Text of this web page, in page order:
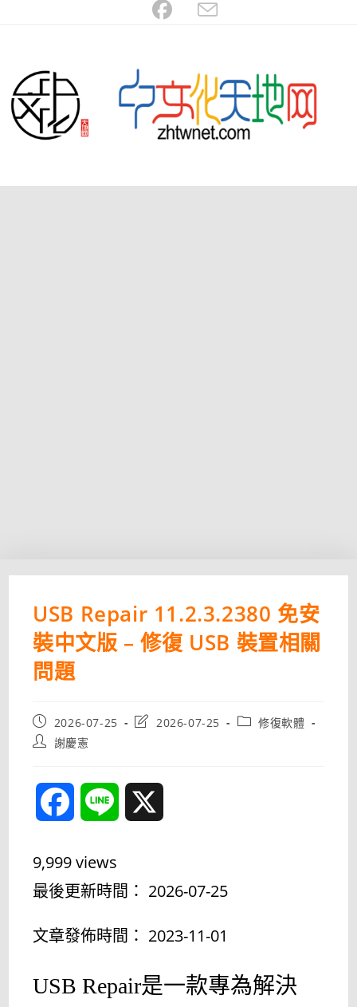
USB Repair 11.2.3.2380 免安
裝中文版 – 修復 USB 裝置相關
問題
Post
published:
2026-07-25
Post2026-07-25
Post修復軟體
Post謝慶憲
o
9,999 views
最後更新時間： 2026-07-25
文章發佈時間： 2023-11-01
USB Repair是一款專為解決